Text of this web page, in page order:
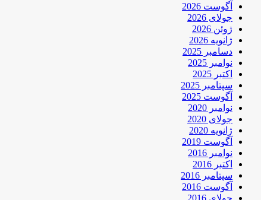
آگوست 2026
جولای 2026
ژوئن 2026
ژانویه 2026
دسامبر 2025
نوامبر 2025
اکتبر 2025
سپتامبر 2025
آگوست 2025
نوامبر 2020
جولای 2020
ژانویه 2020
آگوست 2019
نوامبر 2016
اکتبر 2016
سپتامبر 2016
آگوست 2016
جولای 2016